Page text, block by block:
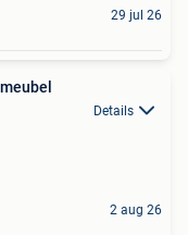
29 jul 26
Details
2 aug 26